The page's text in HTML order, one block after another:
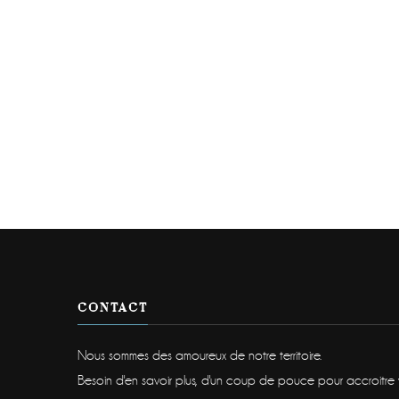
CONTACT
Nous sommes des amoureux de notre territoire.
Besoin d'en savoir plus, d'un coup de pouce pour accroitre